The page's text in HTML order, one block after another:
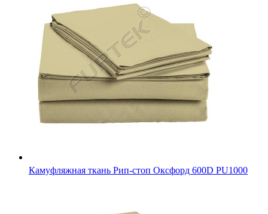
Камуфляжная ткань Оксфорд 600D PU1000